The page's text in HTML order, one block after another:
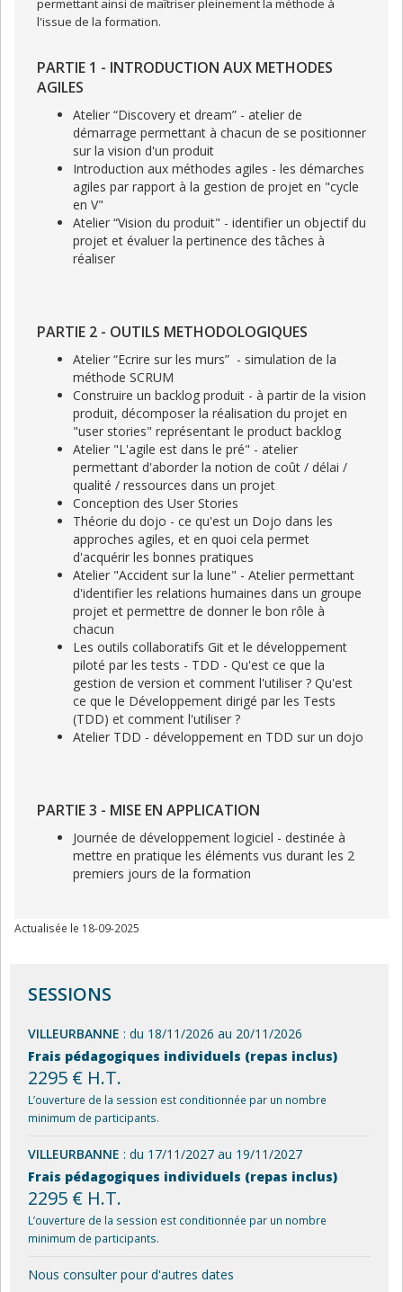
permettant ainsi de maîtriser pleinement la méthode à
l'issue de la formation.
PARTIE 1 - INTRODUCTION AUX METHODES
AGILES
Atelier “Discovery et dream” - atelier de
démarrage permettant à chacun de se positionner
sur la vision d'un produit
Introduction aux méthodes agiles - les démarches
agiles par rapport à la gestion de projet en "cycle
en V"
Atelier “Vision du produit" - identifier un objectif du
projet et évaluer la pertinence des tâches à
réaliser
PARTIE 2 - OUTILS METHODOLOGIQUES
Atelier “Ecrire sur les murs” - simulation de la
méthode SCRUM
Construire un backlog produit - à partir de la vision
produit, décomposer la réalisation du projet en
"user stories" représentant le product backlog
Atelier "L'agile est dans le pré" - atelier
permettant d'aborder la notion de coût / délai /
qualité / ressources dans un projet
Conception des User Stories
Théorie du dojo - ce qu'est un Dojo dans les
approches agiles, et en quoi cela permet
d'acquérir les bonnes pratiques
Atelier "Accident sur la lune" - Atelier permettant
d'identifier les relations humaines dans un groupe
projet et permettre de donner le bon rôle à
chacun
Les outils collaboratifs Git et le développement
piloté par les tests - TDD - Qu'est ce que la
gestion de version et comment l'utiliser ? Qu'est
ce que le Développement dirigé par les Tests
(TDD) et comment l'utiliser ?
Atelier TDD - développement en TDD sur un dojo
PARTIE 3 - MISE EN APPLICATION
Journée de développement logiciel - destinée à
mettre en pratique les éléments vus durant les 2
premiers jours de la formation
Actualisée le 18-09-2025
SESSIONS
VILLEURBANNE : du 18/11/2026 au 20/11/2026
Frais pédagogiques individuels (repas inclus)
2295 € H.T.
L’ouverture de la session est conditionnée par un nombre
minimum de participants.
VILLEURBANNE : du 17/11/2027 au 19/11/2027
Frais pédagogiques individuels (repas inclus)
2295 € H.T.
L’ouverture de la session est conditionnée par un nombre
minimum de participants.
Nous consulter pour d'autres dates